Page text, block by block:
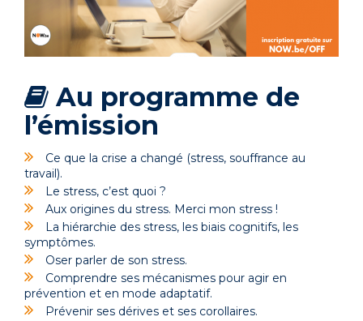
Au programme de
l’émission
Ce que la crise a changé (stress, souffrance au
travail).
Le stress, c’est quoi ?
Aux origines du stress. Merci mon stress !
La hiérarchie des stress, les biais cognitifs, les
symptômes.
Oser parler de son stress.
Comprendre ses mécanismes pour agir en
prévention et en mode adaptatif.
Prévenir ses dérives et ses corollaires.